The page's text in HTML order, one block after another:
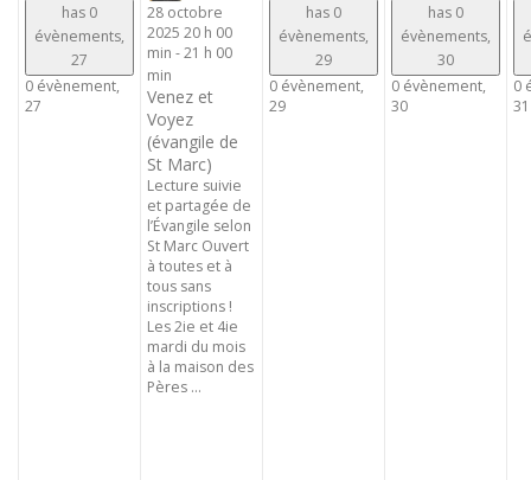
has 0
évènements,
27
0 évènement,
27
28 octobre
2025 20 h 00
min -21 h 00
min
Venez et
Voyez
(évangile de
St Marc)
Lecture suivie
et partagée de
l’Évangile selon
St Marc Ouvert
à toutes et à
tous sans
inscriptions !
Les 2ie et 4ie
mardi du mois
à la maison des
Pères ...
has 0
évènements,
29
0 évènement,
29
has 0
évènements,
30
0 évènement,
30
0
31